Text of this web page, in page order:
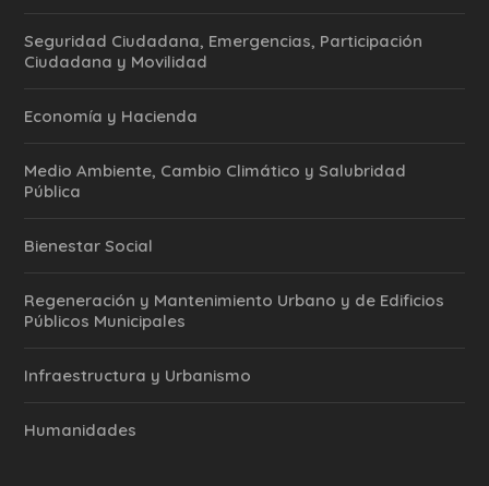
Seguridad Ciudadana, Emergencias, Participación
Ciudadana y Movilidad
Economía y Hacienda
Medio Ambiente, Cambio Climático y Salubridad
Pública
Bienestar Social
Regeneración y Mantenimiento Urbano y de Edificios
Públicos Municipales
Infraestructura y Urbanismo
Humanidades